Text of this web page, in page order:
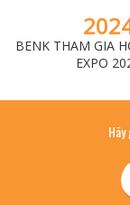
BENK THAM GIA
EXPO